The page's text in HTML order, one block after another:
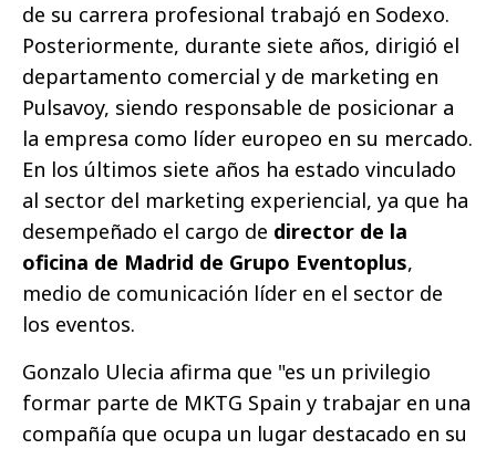
de su carrera profesional trabajó en Sodexo.
Posteriormente, durante siete años, dirigió el
departamento comercial y de marketing en
Pulsavoy, siendo responsable de posicionar a
la empresa como líder europeo en su mercado.
En los últimos siete años ha estado vinculado
al sector del marketing experiencial, ya que ha
desempeñado el cargo de director de la
oficina de Madrid de Grupo Eventoplus,
medio de comunicación líder en el sector de
los eventos.
Gonzalo Ulecia afirma que "es un privilegio
formar parte de MKTG Spain y trabajar en una
compañía que ocupa un lugar destacado en su